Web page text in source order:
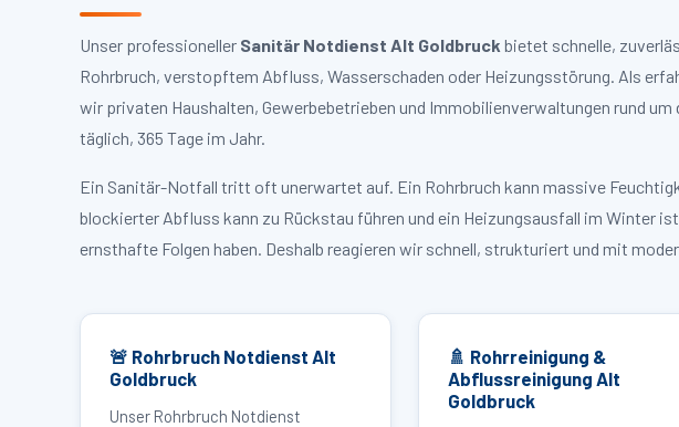
Unser professioneller Sanitär Notdienst Alt Goldbruck bietet schnelle,
Rohrbruch, verstopftem Abfluss, Wasserschaden oder Heizungsstörung. Als
wir privaten Haushalten, Gewerbebetrieben und Immobilienverwaltungen rund um
täglich, 365 Tage im Jahr.
Ein Sanitär-Notfall tritt oft unerwartet auf. Ein Rohrbruch kann massive
blockierter Abfluss kann zu Rückstau führen und ein Heizungsausfall im Winter
ernsthafte Folgen haben. Deshalb reagieren wir schnell, strukturiert und mit
🚨 Rohrbruch Notdienst Alt
Goldbruck
Unser Rohrbruch Notdienst
🚿 Rohrreinigung &
Abflussreinigung Alt
Goldbruck